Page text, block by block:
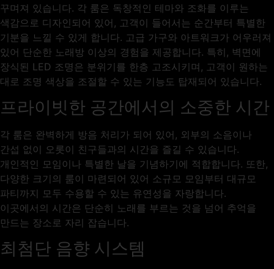
꾸며져 있습니다. 각 룸은 독창적인 테마와 조화를 이루는
색감으로 디자인되어 있어, 고객이 들어서는 순간부터 특별한
기분을 느낄 수 있게 합니다. 고급 가구와 아트워크가 어우러져
있어 단순한 노래방 이상의 경험을 제공합니다. 특히, 벽면에
장식된 LED 조명은 분위기를 한층 고조시키며, 고객이 원하는
대로 조명 색상을 조절할 수 있는 기능도 탑재되어 있습니다.
프라이빗한 공간에서의 소중한 시간
각 룸은 완벽하게 방음 처리가 되어 있어, 외부의 소음이나
간섭 없이 오롯이 친구들과의 시간을 즐길 수 있습니다.
개인적인 모임이나 특별한 날을 기념하기에 적합합니다. 또한,
다양한 크기의 룸이 마련되어 있어 소규모 모임부터 대규모
파티까지 모두 수용할 수 있는 유연성을 자랑합니다.
이곳에서의 시간은 단순히 노래를 부르는 것을 넘어 추억을
만드는 장소로 자리 잡습니다.
최첨단 음향 시스템